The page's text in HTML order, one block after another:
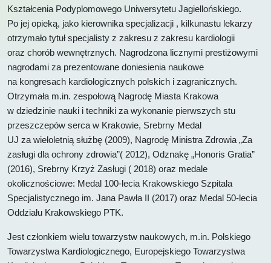
Kształcenia Podyplomowego Uniwersytetu Jagiellońskiego.
Po jej opieką, jako kierownika specjalizacji , kilkunastu lekarzy
otrzymało tytuł specjalisty z zakresu z zakresu kardiologii
oraz chorób wewnętrznych. Nagrodzona licznymi prestiżowymi
nagrodami za prezentowane doniesienia naukowe
na kongresach kardiologicznych polskich i zagranicznych.
Otrzymała m.in. zespołową Nagrodę Miasta Krakowa
w dziedzinie nauki i techniki za wykonanie pierwszych stu
przeszczepów serca w Krakowie, Srebrny Medal
UJ za wieloletnią służbę (2009), Nagrodę Ministra Zdrowia „Za
zasługi dla ochrony zdrowia”( 2012), Odznakę „Honoris Gratia”
(2016), Srebrny Krzyż Zasługi ( 2018) oraz medale
okolicznościowe: Medal 100-lecia Krakowskiego Szpitala
Specjalistycznego im. Jana Pawła II (2017) oraz Medal 50-lecia
Oddziału Krakowskiego PTK.
Jest członkiem wielu towarzystw naukowych, m.in. Polskiego
Towarzystwa Kardiologicznego, Europejskiego Towarzystwa